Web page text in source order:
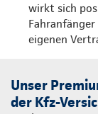
wirkt sich
eigenen
Unser
der Kfz-